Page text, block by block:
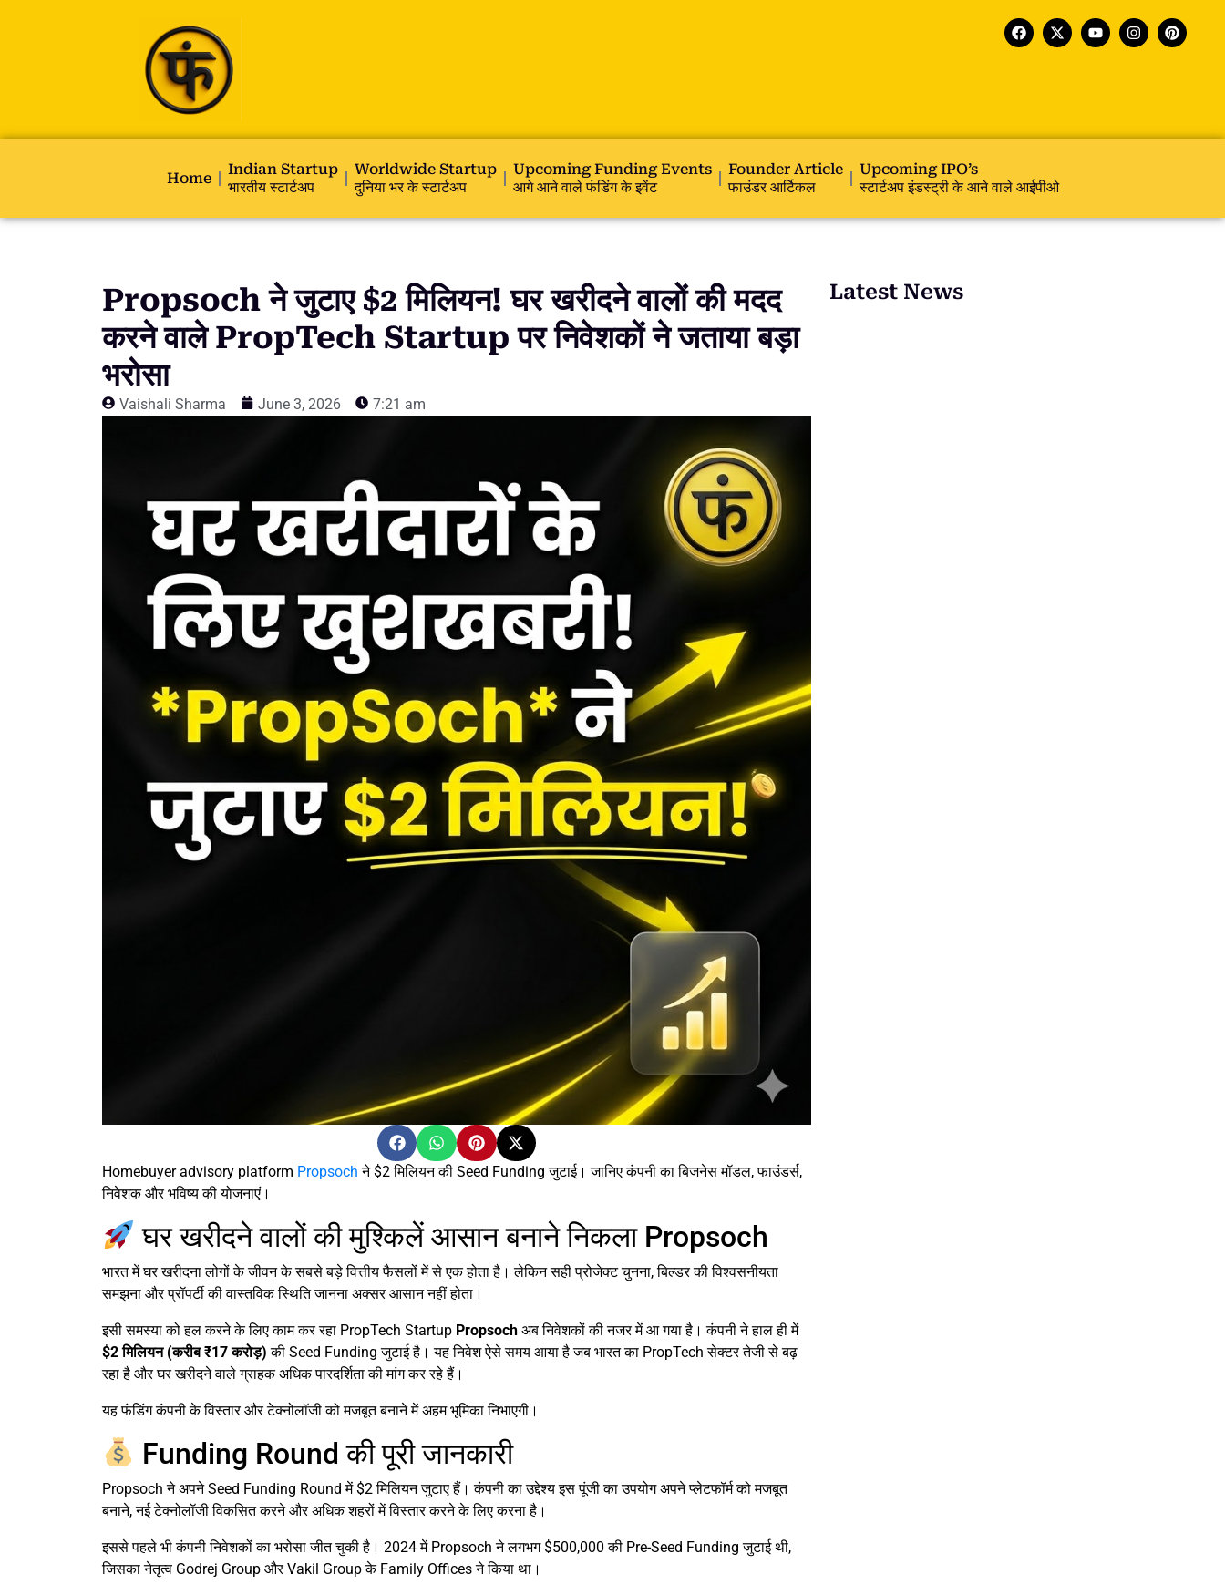
Home
Indian Startup
भारतीय स्टार्टअप
Worldwide Startup
दुनिया भर के स्टार्टअप
Upcoming Funding Events
आगे आने वाले फंडिंग के इवेंट
Founder Article
फाउंडर आर्टिकल
Upcoming IPO’s
स्टार्टअप इंडस्ट्री के आने वाले आईपीओ
Propsoch ने जुटाए $2 मिलियन! घर खरीदने वालों की मदद
करने वाले PropTech Startup पर निवेशकों ने जताया बड़ा
भरोसा
Vaishali Sharma June 3, 2026 7:21 am
Homebuyer advisory platform Propsoch ने $2 मिलियन की Seed Funding जुटाई। जानिए कंपनी का बिजनेस मॉडल, फाउंडर्स,
निवेशक और भविष्य की योजनाएं।
घर खरीदने वालों की मुश्किलें आसान बनाने निकला Propsoch
भारत में घर खरीदना लोगों के जीवन के सबसे बड़े वित्तीय फैसलों में से एक होता है। लेकिन सही प्रोजेक्ट चुनना, बिल्डर की विश्वसनीयता
समझना और प्रॉपर्टी की वास्तविक स्थिति जानना अक्सर आसान नहीं होता।
इसी समस्या को हल करने के लिए काम कर रहा PropTech Startup Propsoch अब निवेशकों की नजर में आ गया है। कंपनी ने हाल ही में
$2 मिलियन (करीब ₹17 करोड़) की Seed Funding जुटाई है। यह निवेश ऐसे समय आया है जब भारत का PropTech सेक्टर तेजी से बढ़
रहा है और घर खरीदने वाले ग्राहक अधिक पारदर्शिता की मांग कर रहे हैं।
यह फंडिंग कंपनी के विस्तार और टेक्नोलॉजी को मजबूत बनाने में अहम भूमिका निभाएगी।
Funding Round की पूरी जानकारी
Propsoch ने अपने Seed Funding Round में $2 मिलियन जुटाए हैं। कंपनी का उद्देश्य इस पूंजी का उपयोग अपने प्लेटफॉर्म को मजबूत
बनाने, नई टेक्नोलॉजी विकसित करने और अधिक शहरों में विस्तार करने के लिए करना है।
इससे पहले भी कंपनी निवेशकों का भरोसा जीत चुकी है। 2024 में Propsoch ने लगभग $500,000 की Pre-Seed Funding जुटाई थी,
जिसका नेतृत्व Godrej Group और Vakil Group के Family Offices ने किया था।
Latest News